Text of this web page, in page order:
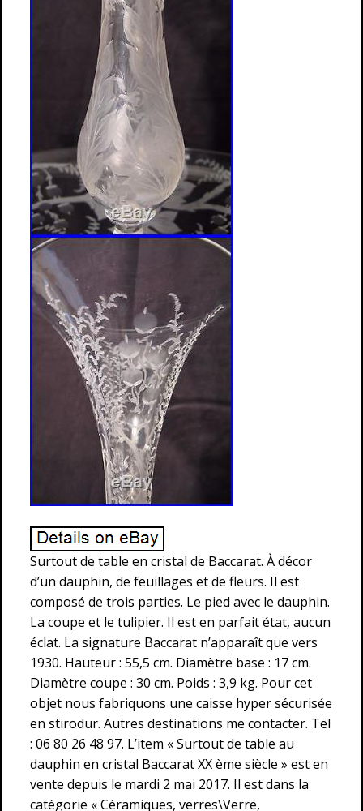
Surtout de table en cristal de Baccarat. À décor
d’un dauphin, de feuillages et de fleurs. Il est
composé de trois parties. Le pied avec le dauphin.
La coupe et le tulipier. Il est en parfait état, aucun
éclat. La signature Baccarat n’apparaît que vers
1930. Hauteur : 55,5 cm. Diamètre base : 17 cm.
Diamètre coupe : 30 cm. Poids : 3,9 kg. Pour cet
objet nous fabriquons une caisse hyper sécurisée
en stirodur. Autres destinations me contacter. Tel
: 06 80 26 48 97. L’item « Surtout de table au
dauphin en cristal Baccarat XX ème siècle » est en
vente depuis le mardi 2 mai 2017. Il est dans la
catégorie « Céramiques, verres\Verre,